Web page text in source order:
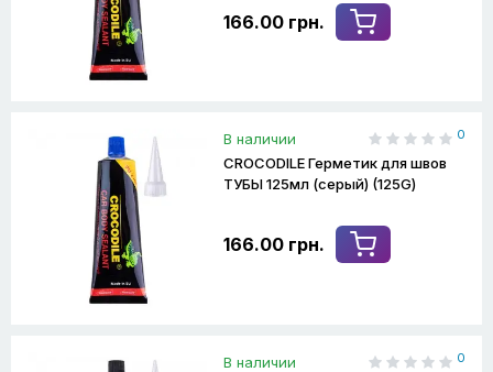
166.00 грн.
В наличии 0
CROCODILE Герметик для швов
ТУБЫ 125мл (серый) (125G)
166.00 грн.
В наличии 0